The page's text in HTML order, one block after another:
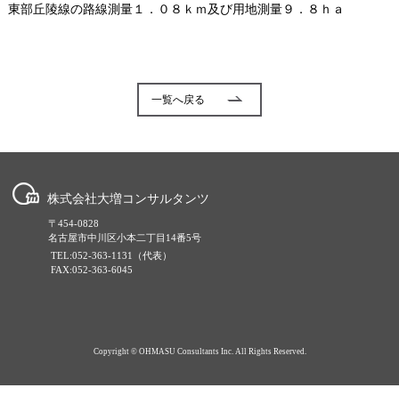
東部丘陵線の路線測量１．０８ｋｍ及び用地測量９．８ｈａ
一覧へ戻る
株式会社大増コンサルタンツ
〒454-0828
名古屋市中川区小本二丁目14番5号
TEL:052-363-1131（代表）
FAX:052-363-6045
Copyright © OHMASU Consultants Inc. All Rights Reserved.